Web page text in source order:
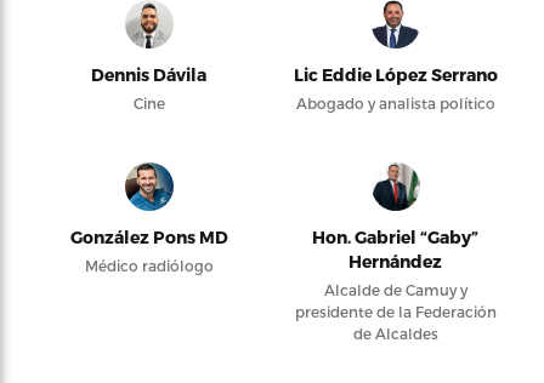
Dennis Dávila
Cine
Lic Eddie López Serrano
Abogado y analista político
González Pons MD
Médico radiólogo
Hon. Gabriel “Gaby”
Hernández
Alcalde de Camuy y
presidente de la Federación
de Alcaldes